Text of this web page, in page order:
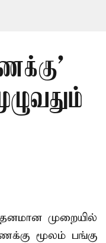
முறையில்
மூலம் பங்கு